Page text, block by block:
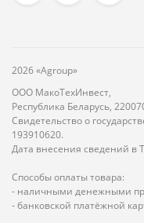
2026 «Agroup»
ООО МакоТехИнвест,
Республика Беларусь,
Свидетельство о
193910620.
Дата внесения сведений в
Способы оплаты товара:
- наличными денежными
- банковской платёжной